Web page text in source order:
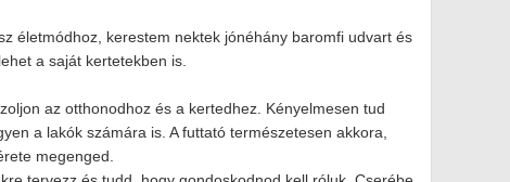
életmódhoz, kerestem nektek jónéhány baromfi udvart és
a saját kertetekben is.
az otthonodhoz és a kertedhez. Kényelmesen tud
a lakók számára is. A futtató természetesen akkora,
megenged.